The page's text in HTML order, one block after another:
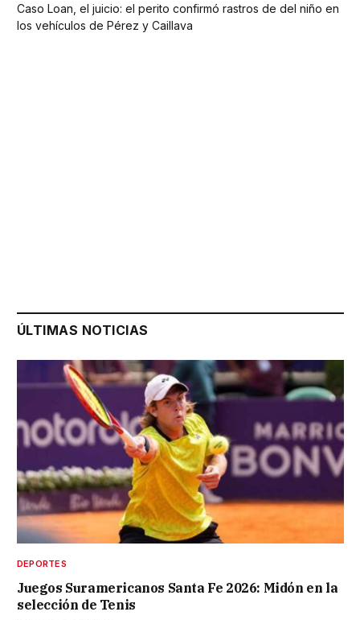
Caso Loan, el juicio: el perito confirmó rastros de del niño en
los vehículos de Pérez y Caillava
ÚLTIMAS NOTICIAS
DEPORTES
Juegos Suramericanos Santa Fe 2026: Midón en la
selección de Tenis